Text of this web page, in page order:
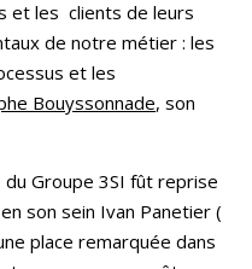
et les clients de leurs
de notre métier : les
et les
Bouyssonnade, son
du Groupe 3SI fût reprise
son sein Ivan Panetier (
place remarquée dans